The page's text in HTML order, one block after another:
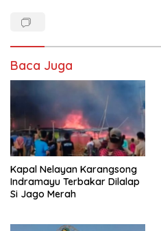
Baca Juga
Kapal Nelayan Karangsong
Indramayu Terbakar Dilalap
Si Jago Merah